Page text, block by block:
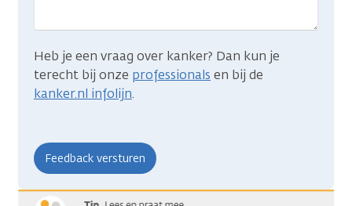
Heb je een vraag over kanker? Dan kun je
terecht bij onze professionals en bij de
kanker.nl infolijn.